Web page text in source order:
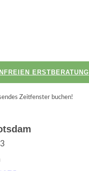
ERSTBERATUNG
Zeitfenster buchen!